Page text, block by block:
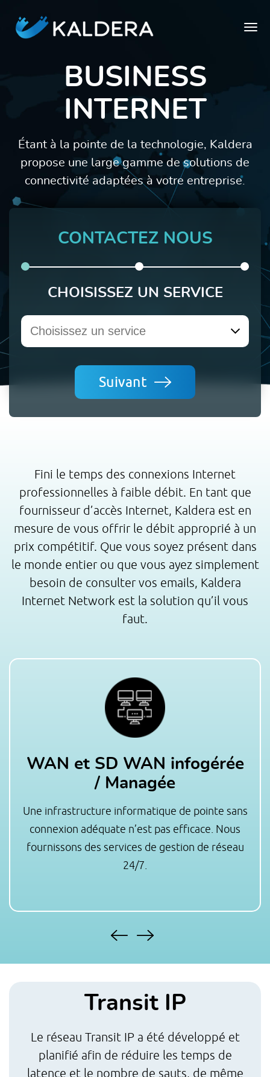
Business Internet
Infrastructures infogérées / managées
Serveur dédié
Cloud
Qui sommes-nous?
Nous contacter
BUSINESS
INTERNET
Étant à la pointe de la technologie, Kaldera
propose une large gamme de solutions de
connectivité adaptées à votre entreprise.
CONTACTEZ NOUS
CHOISISSEZ UN SERVICE
Suivant
Fini le temps des connexions Internet
professionnelles à faible débit. En tant que
fournisseur d’accès Internet, Kaldera est en
mesure de vous offrir le débit approprié à un
prix compétitif. Que vous soyez présent dans
le monde entier ou que vous ayez simplement
besoin de consulter vos emails, Kaldera
Internet Network est la solution qu’il vous
faut.
WAN et SD WAN infogérée
/ Managée
Une infrastructure informatique de pointe sans
connexion adéquate n’est pas efficace. Nous
fournissons des services de gestion de réseau
24/7.
Transit IP
Le réseau Transit IP a été développé et
planifié afin de réduire les temps de
latence et le nombre de sauts, de même